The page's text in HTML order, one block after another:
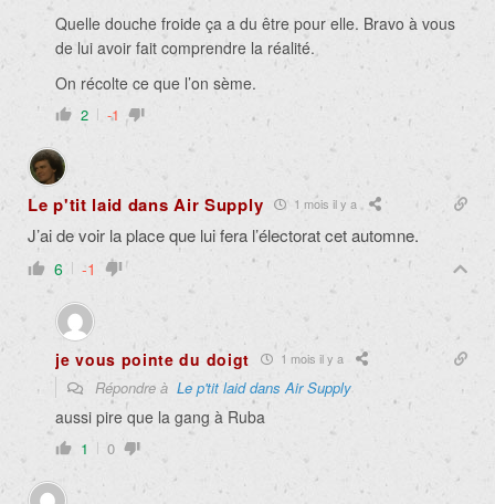
Quelle douche froide ça a du être pour elle. Bravo à vous
de lui avoir fait comprendre la réalité.
On récolte ce que l’on sème.
2 -1
Le p'tit laid dans Air Supply 1 mois il y a
J’ai de voir la place que lui fera l’électorat cet automne.
6 -1
je vous pointe du doigt 1 mois il y a
Répondre à Le p'tit laid dans Air Supply
aussi pire que la gang à Ruba
1 0